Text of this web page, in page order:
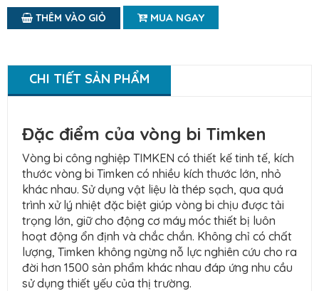
THÊM VÀO GIỎ MUA NGAY
CHI TIẾT SẢN PHẨM
Đặc điểm của vòng bi Timken
Vòng bi công nghiệp TIMKEN có thiết kế tinh tế, kích
thước vòng bi Timken có nhiều kích thước lớn, nhỏ
khác nhau. Sử dụng vật liệu là thép sạch, qua quá
trình xử lý nhiệt đặc biệt giúp vòng bi chịu được tải
trọng lớn, giữ cho động cơ máy móc thiết bị luôn
hoạt động ổn định và chắc chắn. Không chỉ có chất
lượng, Timken không ngừng nỗ lực nghiên cứu cho ra
đời hơn 1500 sản phẩm khác nhau đáp ứng nhu cầu
sử dụng thiết yếu của thị trường.